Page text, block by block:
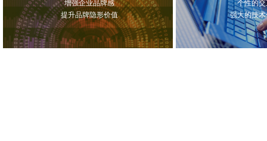
增强企业品牌感
提升品牌隐形价值
个性的
强大的技